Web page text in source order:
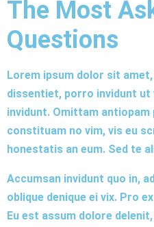
The Most
Questions
Lorem ipsum dolor sit
dissentiet, porro invidunt ut
invidunt. Omittam
constituam no vim, vis eu
honestatis an eum. Sed te
Accumsan invidunt quo in,
oblique denique ei vix. Pro
Eu est assum dolore